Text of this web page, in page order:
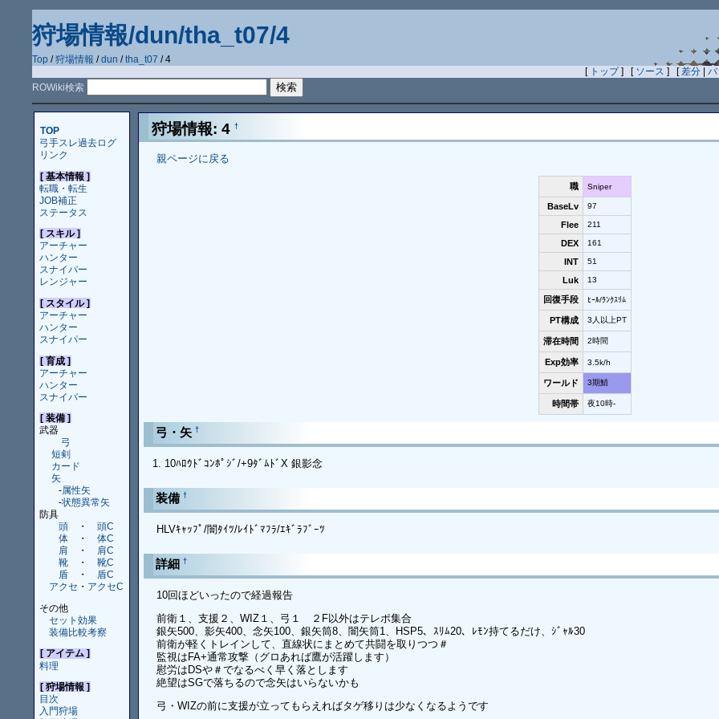
狩場情報/dun/tha_t07/4
Top /狩場情報 /dun /tha_t07 / 4
[ トップ] [ ソース ] [ 差分 |バ
ROWiki検索
TOP
弓手スレ過去ログ
リンク
[ 基本情報 ]
転職・転生
JOB補正
ステータス
[ スキル ]
アーチャー
ハンター
スナイパー
レンジャー
[ スタイル ]
アーチャー
ハンター
スナイパー
[ 育成 ]
アーチャー
ハンター
スナイパー
[ 装備 ]
武器
弓
短剣
カード
矢
-属性矢
-状態異常矢
防具
頭
・
頭C
体
・
体C
肩
・
肩C
靴
・
靴C
盾
・
盾C
アクセ ・ アクセC
その他
セット効果
装備比較考察
[ アイテム ]
料理
[ 狩場情報 ]
目次
入門狩場
狩場情報: 4 †
親ページに戻る
職 Sniper
BaseLv 97
Flee 211
DEX 161
INT 51
Luk 13
回復手段 ﾋｰﾙ/ﾗﾝｸｽﾘﾑ
PT構成 3人以上PT
滞在時間 2時間
Exp効率 3.5k/h
ワールド 3期鯖
時間帯 夜10時-
弓・矢 †
10ﾊﾛｳﾄﾞｺﾝﾎﾟｼﾞ/+9ﾀﾞﾑﾄﾞX 銀影念
装備 †
HLVｷｬｯﾌﾟ/闇ﾀｲﾂ/ﾚｲﾄﾞﾏﾌﾗ/ｴｷﾞﾗﾌﾞｰﾂ
詳細 †
10回ほどいったので経過報告
前衛１、支援２、WIZ１、弓１ ２F以外はテレポ集合
銀矢500、影矢400、念矢100、銀矢筒8、闇矢筒1、HSP5、ｽﾘﾑ20、ﾚﾓﾝ持てるだけ、ｼﾞｬﾙ30
前衛が軽くトレインして、直線状にまとめて共闘を取りつつ＃
監視はFA+通常攻撃（グロあれば鷹が活躍します）
慰労はDSや＃でなるべく早く落とします
絶望はSGで落ちるので念矢はいらないかも
弓・WIZの前に支援が立ってもらえればタゲ移りは少なくなるようです